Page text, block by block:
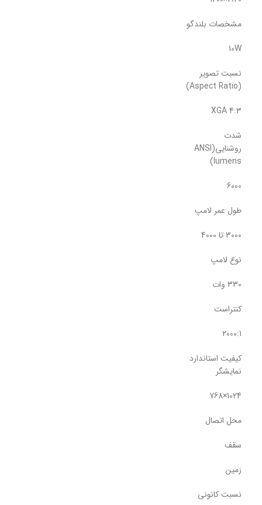
مشخصات بلندگو
10W
نسبت تصویر
(Aspect Ratio)
4:3 XGA
شدت
روشنایی(ANSI
lumens)
6000
طول عمر لامپ
3000 تا 4000
نوع لامپ
330 وات
کنتراست
2000:1
کیفیت استاندارد
نمایشگر
1024×768
محل اتصال
سقف
زمین
نسبت کانونی